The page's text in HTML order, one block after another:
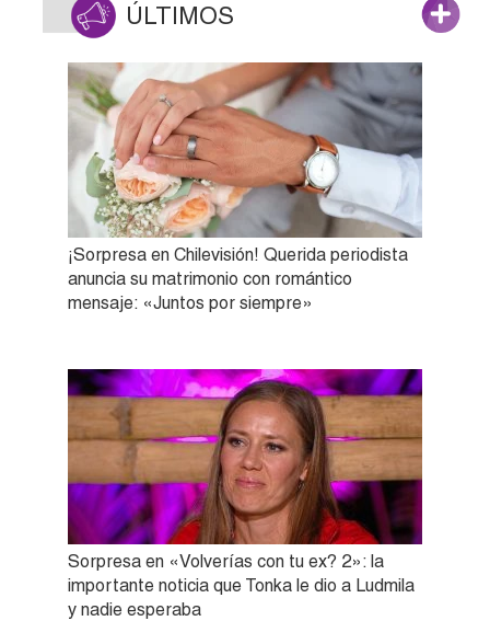
ÚLTIMOS
¡Sorpresa en Chilevisión! Querida periodista
anuncia su matrimonio con romántico
mensaje: «Juntos por siempre»
Sorpresa en «Volverías con tu ex? 2»: la
importante noticia que Tonka le dio a Ludmila
y nadie esperaba